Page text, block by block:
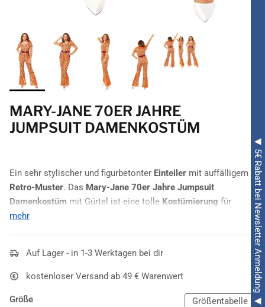
◀ 5€ Rabatt bei Newsletter Anmeldung ◀
MARY-JANE 70ER JAHRE
JUMPSUIT DAMENKOSTÜM
Ein sehr stylischer und figurbetonter Einteiler mit auffälligem
Retro-Muster. Das Mary-Jane 70er Jahre Jumpsuit
Damenkostüm mit Gürtel ist eine tolle Kostümierung für
Mottopartys
Hosenbeinen lassen dasKostüm richtig authentisch wirken.
Mit einer 70er Jahre Perücke, auffälligen Ohrringen und einer
Ideal für den
mehr
Auf Lager - in 1-3 Werktagen bei dir
kostenloser Versand ab 49 € Warenwert
Größe Größentabelle